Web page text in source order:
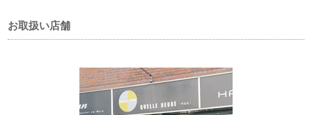
株式会社光陽が運営する「QUELLE HEURE-ケルエ- 大阪心斎橋店」
QUELLE HEUREは大阪専門店唯一のハミルトン プレミアムショップと
新作・限定から人気モデルまで正規販売店舗最大級の品揃えです。ハミ
お取扱い店舗